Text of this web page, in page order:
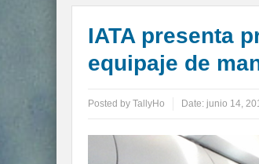
IATA presenta
equipaje de
Posted by TallyHo Date: junio 14,